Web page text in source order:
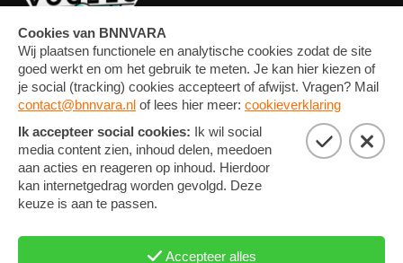
OVERZICHT
ARTIKELEN
FOTO'S
FORUM
NIEUWSBRIEF
STATEMENT